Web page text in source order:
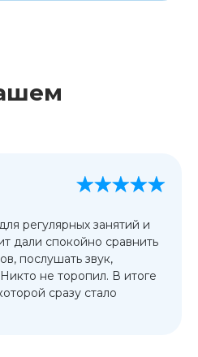
регулярных занятий и
дали спокойно сравнить
послушать звук,
не торопил. В итоге
сразу стало